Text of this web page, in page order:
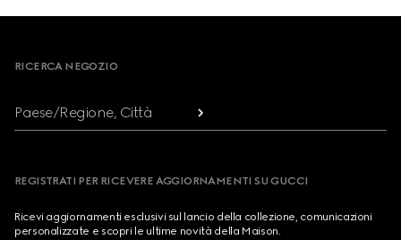
RICERCA NEGOZIO
Paese/Regione, Città
REGISTRATI PER RICEVERE AGGIORNAMENTI SU GUCCI
Ricevi aggiornamenti esclusivi sul lancio della collezione, comunicazioni
personalizzate e scopri le ultime novità della Maison.